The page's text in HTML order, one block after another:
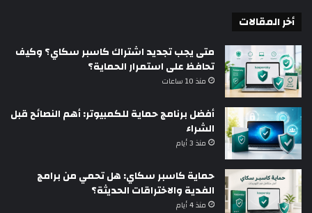
أخر المقالات
متى يجب تجديد اشتراك كاسبر سكاي؟ وكيف
تحافظ على استمرار الحماية؟
منذ 10 ساعات
أفضل برنامج حماية للكمبيوتر: أهم النصائح قبل
الشراء
منذ 3 أيام
حماية كاسبر سكاي: هل تحمي من برامج
الفدية والاختراقات الحديثة؟
منذ 4 أيام